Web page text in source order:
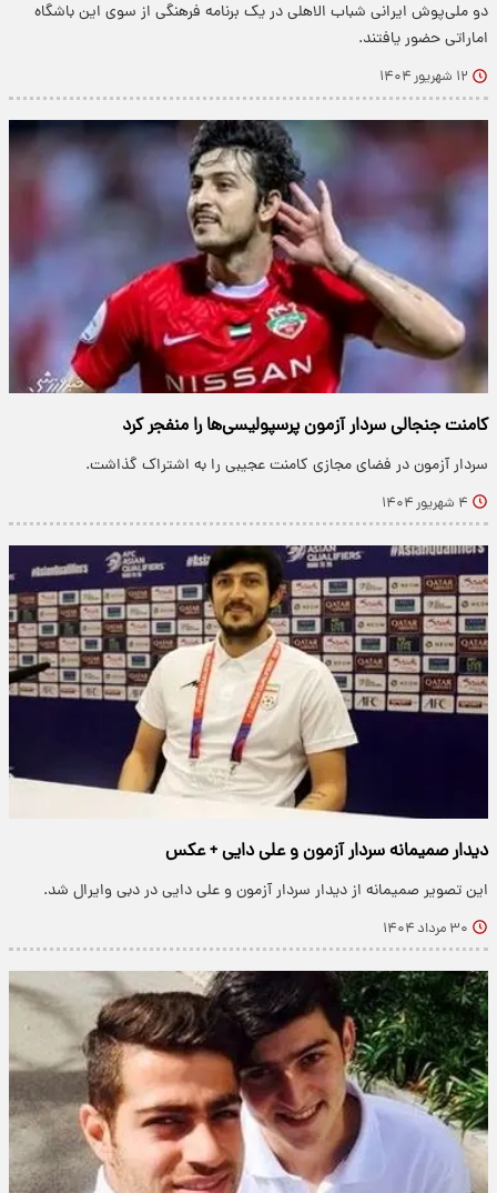
دو ملی‌پوش ایرانی شباب الاهلی در یک برنامه فرهنگی از سوی این باشگاه
اماراتی حضور یافتند.
۱۲ شهریور ۱۴۰۴
کامنت جنجالی سردار آزمون پرسپولیسی‌ها را منفجر کرد
سردار آزمون در فضای مجازی کامنت عجیبی را به اشتراک گذاشت.
۴ شهریور ۱۴۰۴
دیدار صمیمانه سردار آزمون و علی دایی + عکس
این تصویر صمیمانه از دیدار سردار آزمون و علی دایی در دبی وایرال شد.
۳۰ مرداد ۱۴۰۴